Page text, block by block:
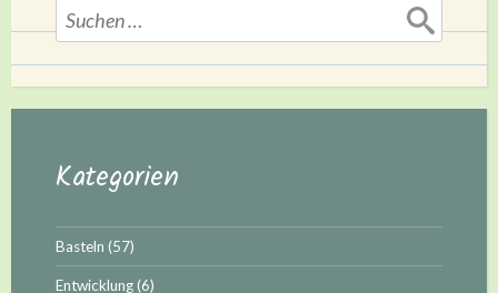
Suchen
nach:
Kategorien
Basteln (57)
Entwicklung(6)